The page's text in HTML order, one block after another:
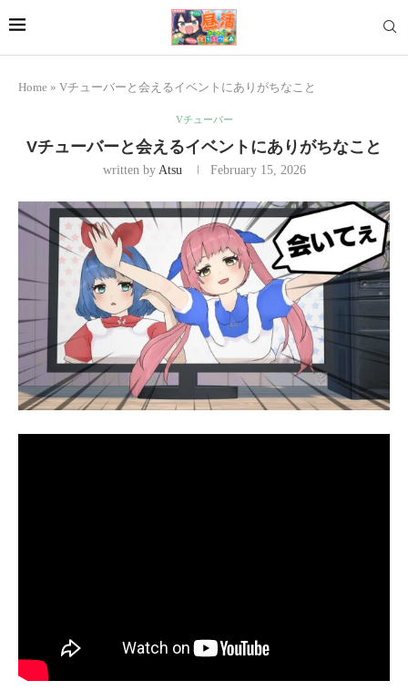
Home » Vチューバーと会えるイベントにありがちなこと
Vチューバー
Vチューバーと会えるイベントにありがちなこと
written by Atsu February 15, 2026